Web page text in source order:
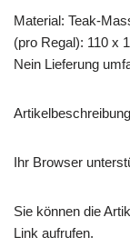
Material: Teak-
(pro Regal): 110 x
Nein Lieferung
Ihr Browser
Sie können die
Link aufrufen.